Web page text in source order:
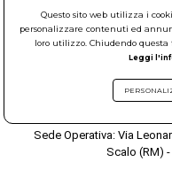
© Elettroservice Spa -
Partita Iva: 01586761007
Sociale 1.600.000,00
Sede Operativa: Via
Scalo (RM)
Questo sito web utilizza i
personalizzare contenuti ed
loro utilizzo. Chiudendo questa
Leggi